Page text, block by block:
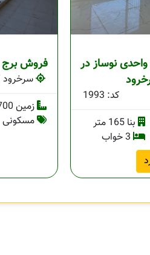
نوساز در
کد: 1993
بنا 165 متر
3 خواب
فروش برج
سرخرود
زمین 700 متر
مسکونی